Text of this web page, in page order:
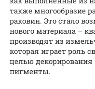
также многообразие
раковин. Это стало
нового материала –
производят из
которая играет роль
целью
пигменты.